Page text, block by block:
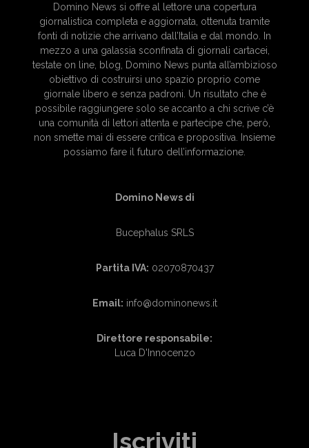
Domino News si offre al lettore una copertura
giornalistica completa e aggiornata, ottenuta tramite
fonti di notizie che arrivano dall’Italia e dal mondo. In
mezzo a una galassia sconfinata di giornali cartacei,
testate on line, blog, Domino News punta all’ambizioso
obiettivo di costruirsi uno spazio proprio come
giornale libero e senza padroni. Un risultato che è
possibile raggiungere solo se accanto a chi scrive c’è
una comunità di lettori attenta e partecipe che, però,
non smette mai di essere critica e propositiva. Insieme
possiamo fare il futuro dell’informazione.
Domino News di
Bucephalus SRLS
Partita IVA: 02070870437
Email: info@dominonews.it
Direttore responsabile:
Luca D'Innocenzo
Iscriviti